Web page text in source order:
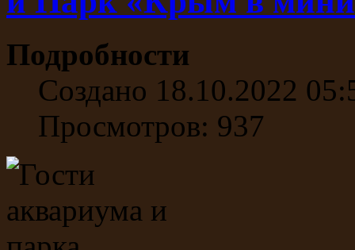
Подробности
Создано 18.10.2022
Просмотров: 937